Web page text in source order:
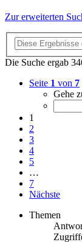
Zur erweiterten
Die Suche ergab
Seite 1 von 7
Gehe
1
2
3
4
5
…
7
Nächste
Themen